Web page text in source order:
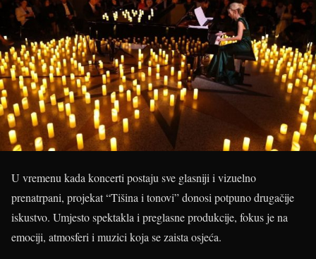
U vremenu kada koncerti postaju sve glasniji i vizuelno
prenatrpani, projekat “Tišina i tonovi” donosi potpuno drugačije
iskustvo. Umjesto spektakla i preglasne produkcije, fokus je na
emociji, atmosferi i muzici koja se zaista osjeća.